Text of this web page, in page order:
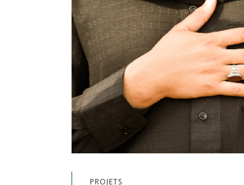
PROJETS